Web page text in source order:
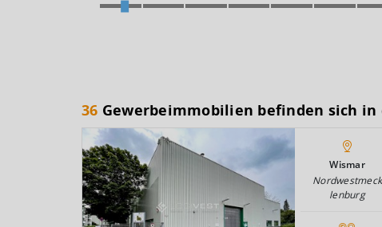
36 Gewerbeimmobilien befinden sich in
Wismar
Nordwestmeck
lenburg